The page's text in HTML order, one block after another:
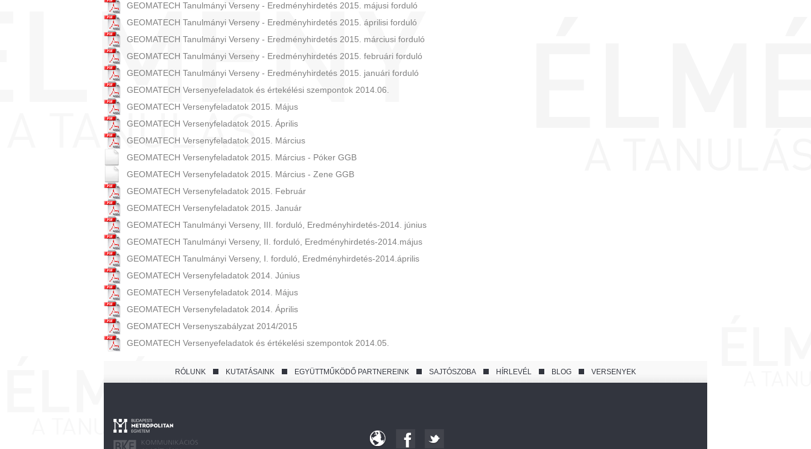
GEOMATECH Tanulmányi Verseny - Eredményhirdetés 2015. májusi forduló
GEOMATECH Tanulmányi Verseny - Eredményhirdetés 2015. áprilisi forduló
GEOMATECH Tanulmányi Verseny - Eredményhirdetés 2015. márciusi forduló
GEOMATECH Tanulmányi Verseny - Eredményhirdetés 2015. februári forduló
GEOMATECH Tanulmányi Verseny - Eredményhirdetés 2015. januári forduló
GEOMATECH Versenyefeladatok és értekélési szempontok 2014.06.
GEOMATECH Versenyfeladatok 2015. Május
GEOMATECH Versenyfeladatok 2015. Április
GEOMATECH Versenyfeladatok 2015. Március
GEOMATECH Versenyfeladatok 2015. Március - Póker GGB
GEOMATECH Versenyfeladatok 2015. Március - Zene GGB
GEOMATECH Versenyfeladatok 2015. Február
GEOMATECH Versenyfeladatok 2015. Január
GEOMATECH Tanulmányi Verseny, III. forduló, Eredményhirdetés-2014. június
GEOMATECH Tanulmányi Verseny, II. forduló, Eredményhirdetés-2014.május
GEOMATECH Tanulmányi Verseny, I. forduló, Eredményhirdetés-2014.április
GEOMATECH Versenyfeladatok 2014. Június
GEOMATECH Versenyfeladatok 2014. Május
GEOMATECH Versenyfeladatok 2014. Április
GEOMATECH Versenyszabályzat 2014/2015
GEOMATECH Versenyefeladatok és értékelési szempontok 2014.05.
RÓLUNK KUTATÁSAINK EGYÜTTMŰKÖDŐ PARTNEREINK SAJTÓSZOBA HÍRLEVÉL BLOG VERSENYEK